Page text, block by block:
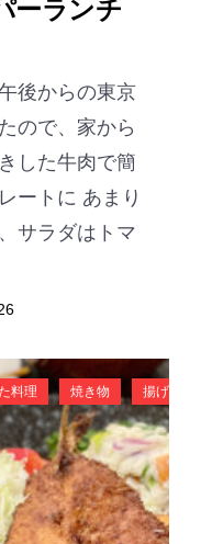
ーランチ
後からの東京
ので、家から
した牛肉で簡
ートに あまり
サラダはトマ
料理 焼き物
揚げ